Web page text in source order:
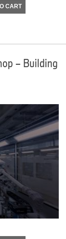
CART
– Building